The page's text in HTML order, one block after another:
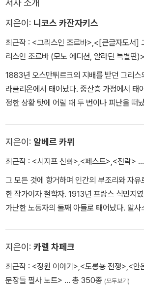
전 SF의 명작들까지, 우리가 사랑하는 세계
발걸음, 모노 에디션을 더욱 풍성해진 목록으
저자 소개
지은이: 니코스 카잔자키스
최근작 : <그리스인 조르바>,<[큰글자도서]
리스인 조르바 (모노 에디션, 알라딘 특별판)>
1883년 오스만튀르크의 지배를 받던 그리스
라클리온에서 태어났다. 중산층 가정에서 태
정한 상황 탓에 어릴 때 두 번이나 피난을 떠
대》를 비롯한 문학 작품을 몇 편 발표했다.
학해서도 법학보다는 니체와 베르그송의 사
인 조르바》의 밑거름이 되었다. 평생 문학,
왕성하게 활동했으며 끊임없이 여행을 다녔
남겼는데, 일단 완성된 원고라도 몇 번 개작
8년에 대표작 중 하나인 《오디세이아》를,
르바》를 발표했다. 1947년 유네스코에서 근
샘 이상으로 오른쪽 눈의 시력을 잃었으나 문
할리스 대장》을 출판했다. 그리스 정교회는
지은이: 알베르 카뮈
최근작 : <시지프 신화>,<페스트>,<전락>
그 모든 것에 항거하며 인간의 부조리와 자
한 작가이자 철학자. 1913년 프랑스 식민지
가난한 노동자의 둘째 아들로 태어났다. 알
의 빛나는 자연과 알제 서민가의 일상은 카
게 엉기어 있다. 구역의 공립 학교에서 L. 제
을 만났다. “나는 자유를 빈곤 속에서 배웠다
지은이: 카렐 차페크
최근작 : <정원 이야기>,<도롱뇽 전쟁>,<안
문장들 필사 노트> … 총 350종 (모두보기)